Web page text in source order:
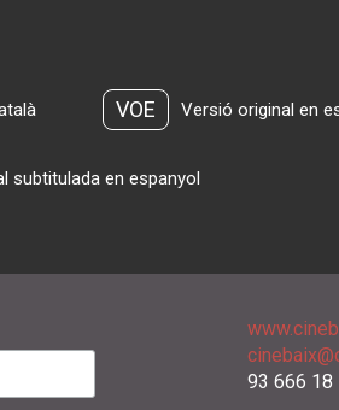
VOE Versió original en
subtitulada en espanyol
93 666 18